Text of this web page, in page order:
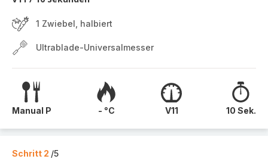
1 Zwiebel, halbiert
Ultrablade-Universalmesser
Manual P - °C V11 10 Sek.
Schritt 2 /5